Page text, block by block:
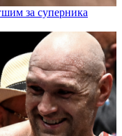
за суперника